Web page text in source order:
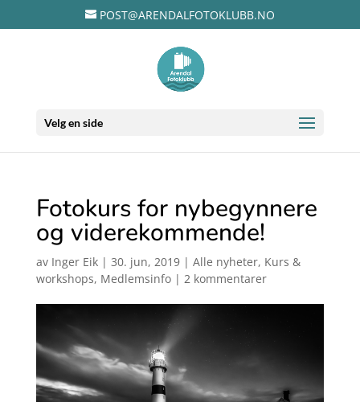
POST@ARENDALFOTOKLUBB.NO
Velg en side
Fotokurs for nybegynnere
og viderekommende!
av Inger Eik| 30. jun, 2019| Alle nyheter, Kurs &
workshops, Medlemsinfo| 2 kommentarer